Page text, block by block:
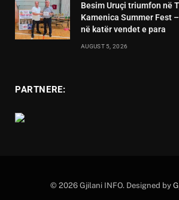
Besim Uruçi triumfon në
Kamenica Summer Fest
në katër vendet e para
AUGUST 5, 2026
PARTNERE:
© 2026 Gjilani INFO. Designed by